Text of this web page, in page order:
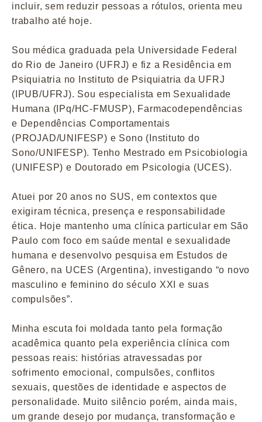
incluir, sem reduzir pessoas a rótulos, orienta meu
trabalho até hoje.
Sou médica graduada pela Universidade Federal
do Rio de Janeiro (UFRJ) e fiz a Residência em
Psiquiatria no Instituto de Psiquiatria da UFRJ
(IPUB/UFRJ). Sou especialista em Sexualidade
Humana (IPq/HC-FMUSP), Farmacodependências
e Dependências Comportamentais
(PROJAD/UNIFESP) e Sono (Instituto do
Sono/UNIFESP). Tenho Mestrado em Psicobiologia
(UNIFESP) e Doutorado em Psicologia (UCES).
Atuei por 20 anos no SUS, em contextos que
exigiram técnica, presença e responsabilidade
ética. Hoje mantenho uma clínica particular em São
Paulo com foco em saúde mental e sexualidade
humana e desenvolvo pesquisa em Estudos de
Gênero, na UCES (Argentina), investigando “o novo
masculino e feminino do século XXI e suas
compulsões”.
Minha escuta foi moldada tanto pela formação
acadêmica quanto pela experiência clínica com
pessoas reais: histórias atravessadas por
sofrimento emocional, compulsões, conflitos
sexuais, questões de identidade e aspectos de
personalidade. Muito silêncio porém, ainda mais,
um grande desejo por mudança, transformação e